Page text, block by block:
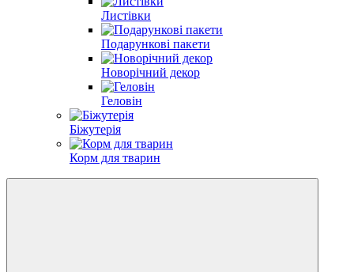
Листівки
Подарункові пакети
Новорічний декор
Геловін
Біжутерія
Корм для тварин